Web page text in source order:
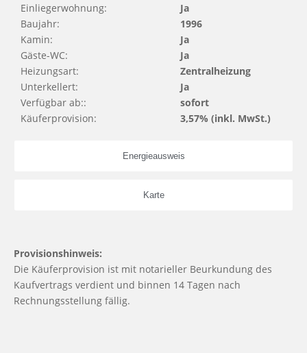
Energieausweis
Karte
Einliegerwohnung:
Ja
Baujahr:
1996
Kamin:
Ja
Gäste-WC:
Ja
Heizungsart:
Zentralheizung
Unterkellert:
Ja
Verfügbar ab::
sofort
Käuferprovision:
3,57% (inkl. MwSt.)
Provisionshinweis:
Die Käuferprovision ist mit notarieller Beurkundung des
Kaufvertrags verdient und binnen 14 Tagen nach
Rechnungsstellung fällig.